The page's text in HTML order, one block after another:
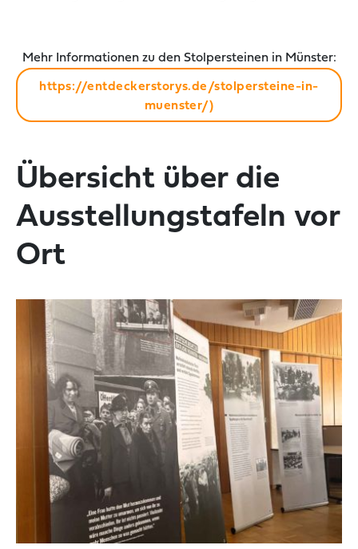
Mehr Informationen zu den Stolpersteinen in Münster:
https://entdeckerstorys.de/stolpersteine-in-
muenster/)
Übersicht über die
Ausstellungstafeln vor
Ort